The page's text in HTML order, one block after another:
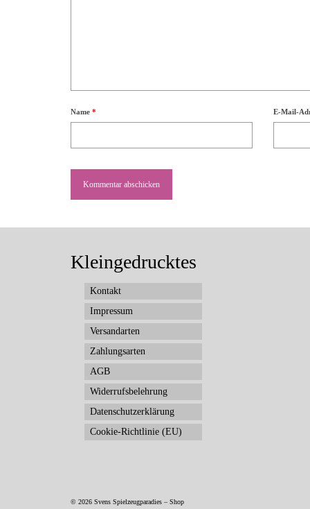
Name * E-Mail-
Kleingedrucktes
Kontakt
Impressum
Versandarten
Zahlungsarten
AGB
Widerrufsbelehrung
Datenschutzerklärung
Cookie-Richtlinie (EU)
© 2026 Svens Spielzeugparadies – Shop